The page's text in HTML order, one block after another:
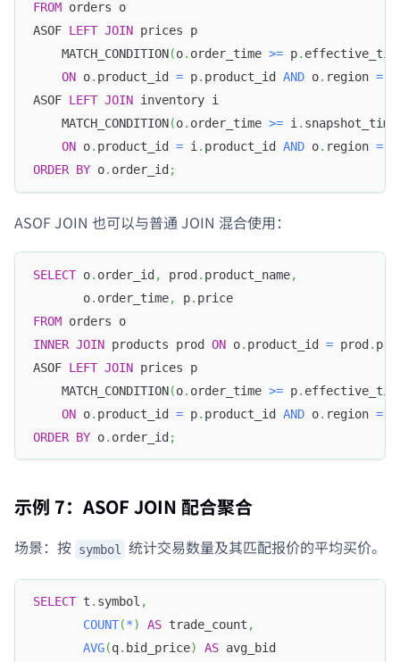
FROM orders o
ASOF LEFT JOIN prices p
    MATCH_CONDITION
(o. order_time >= p.
ON o. product_id = p. product_id AND o. region =
ASOF LEFT JOIN inventory i
    MATCH_CONDITION
(o. order_time >= i. snapshot_time
ON o. product_id = i. product_id AND o. region =
ORDER BY o. order_id ;
ASOF JOIN 也可以与普通 JOIN 混合使用：
SELECT o. order_id, prod. product_name,
       o
. order_time, p. price
FROM orders o
INNER JOIN products prod ON o. product_id = prod.
ASOF LEFT JOIN prices p
    MATCH_CONDITION
(o. order_time >= p.
ON o. product_id = p. product_id AND o. region =
ORDER BY o. order_id;
示例 7：ASOF JOIN 配合聚合
场景：按 symbol 统计交易数量及其匹配报价的平均买价。
SELECT t . symbol ,
COUNT(*) AS trade_count ,
AVG(q. bid_price) AS avg_bid